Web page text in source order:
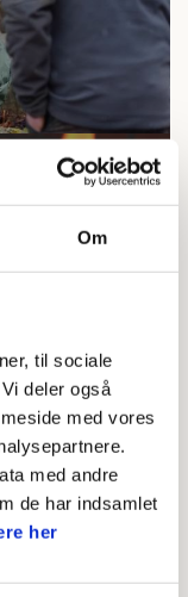
Om
til sociale
deler også
med vores
med andre
de har indsamlet
her
i naturen